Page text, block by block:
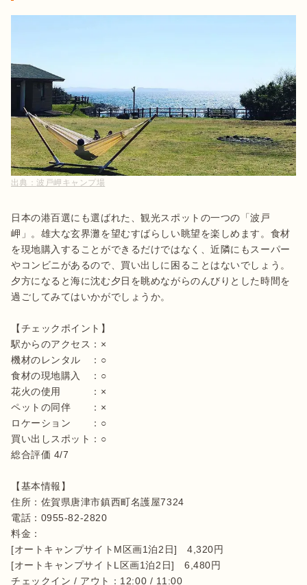
出典：波戸岬キャンプ場
日本の港百選にも選ばれた、観光スポットの一つの「波戸
岬」。雄大な玄界灘を望むすばらしい眺望を楽しめます。食材
を現地購入することができるだけではなく、近隣にもスーパー
やコンビニがあるので、買い出しに困ることはないでしょう。
夕方になると海に沈む夕日を眺めながらのんびりとした時間を
過ごしてみてはいかがでしょうか。
【チェックポイント】
駅からのアクセス：×
機材のレンタル　：○
食材の現地購入　：○
花火の使用　　　：×
ペットの同伴　　：×
ロケーション　　：○
買い出しスポット：○
総合評価 4/7
【基本情報】
住所：佐賀県唐津市鎮西町名護屋7324
電話：0955-82-2820
料金：
[オートキャンプサイトM区画1泊2日]　4,320円
[オートキャンプサイトL区画1泊2日]　6,480円
チェックイン / アウト：12:00 / 11:00